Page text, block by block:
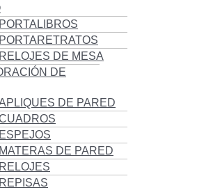
PORTALIBROS
PORTARETRATOS
RELOJES DE MESA
DE
DE PARED
ESPEJOS
MATERAS DE PARED
RELOJES
REPISAS